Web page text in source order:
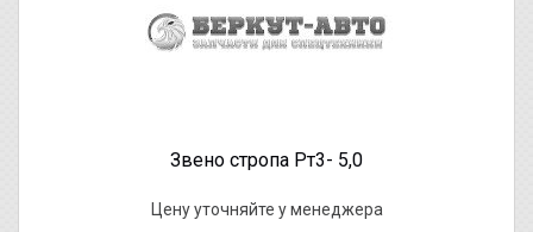
Звено стропа Рт3- 5,0
Цену уточняйте у менеджера